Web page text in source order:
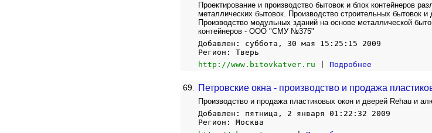
Проектирование и производство бытовок и блок контейнеров
металлических бытовок. Производство строительных бытовок и
Производство модульных зданий на основе металлической
контейнеров - ООО "СМУ №375"
Добавлен: суббота, 30 мая 15:25:15 2009
Регион: Тверь
http://www.bitovkatver.ru
Подробнее
69. Петровские окна - производство и продажа
Производство и продажа пластиковых окон и дверей Rehau и
Добавлен: пятница, 2 января 01:22:32 2009
Регион: Москва